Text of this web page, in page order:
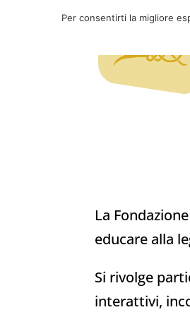
La
educare alla
Si rivolge
interattivi,
Per consentirti la migliore